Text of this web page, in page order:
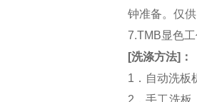
钟准备。仅
7.TMB显色
[洗涤方法] ：
1．自动洗板
2．手工洗板